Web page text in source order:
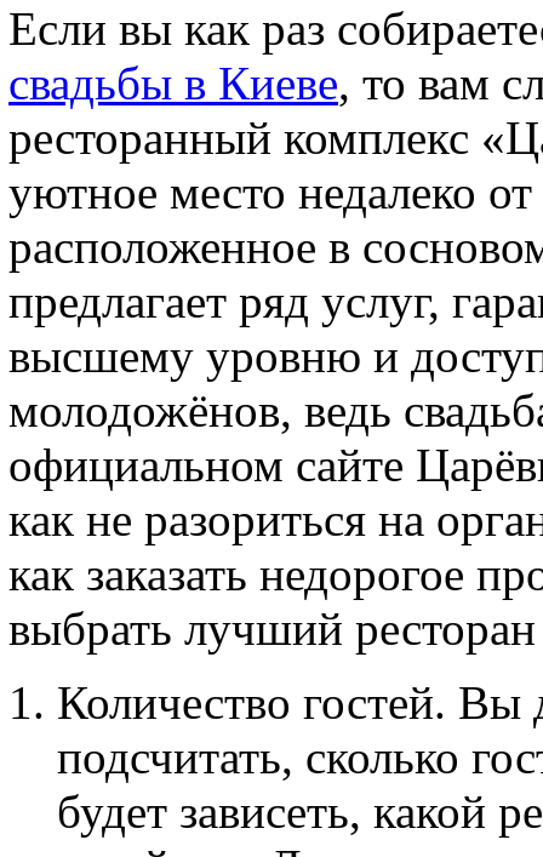
Если вы как раз
свадьбы в Киеве, то вам
ресторанный комплекс
уютное место недалеко
расположенное в
предлагает ряд услуг,
высшему уровню и
молодожёнов, ведь
официальном сайте
как не разориться на
как заказать недорогое
выбрать лучший
Количество гостей.
подсчитать, сколько
будет зависеть, какой